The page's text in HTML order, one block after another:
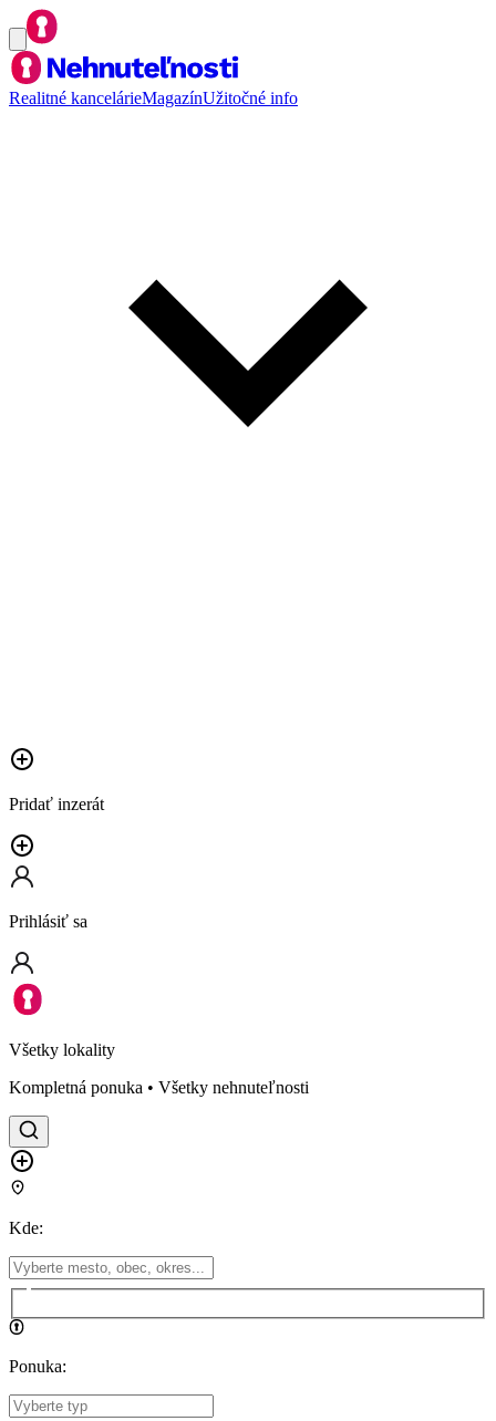
Realitné kancelárieMagazínUžitočné info
Pridať inzerát
Prihlásiť sa
Všetky lokality
Kompletná ponuka • Všetky nehnuteľnosti
Kde:
Ponuka: